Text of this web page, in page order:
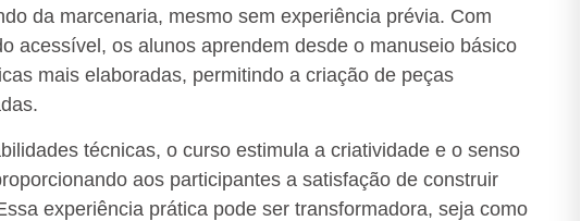
da marcenaria, mesmo sem experiência prévia. Com
acessível, os alunos aprendem desde o manuseio básico
mais elaboradas, permitindo a criação de peças
técnicas, o curso estimula a criatividade e o senso
aos participantes a satisfação de construir
experiência prática pode ser transformadora, seja como